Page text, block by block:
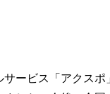
ービス「アクス